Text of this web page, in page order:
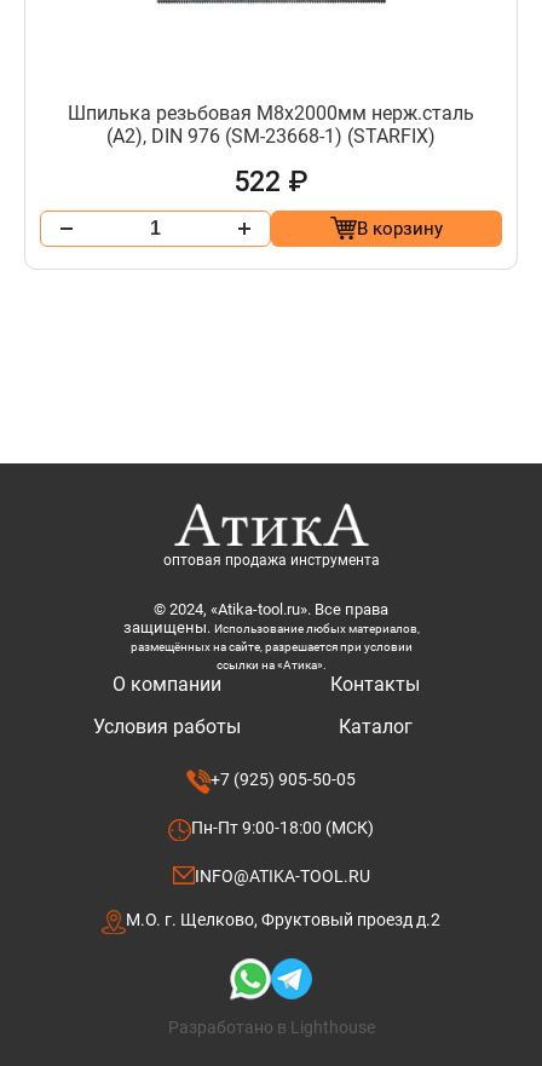
Шпилька резьбовая М8х2000мм нерж.сталь
(А2), DIN 976 (SM-23668-1) (STARFIX)
522 ₽
В корзину
оптовая продажа инструмента
© 2024, «Atika-tool.ru». Все права
защищены. Использование любых материалов,
размещённых на сайте, разрешается при условии
ссылки на «Атика».
О компании
Условия работы
Контакты
Каталог
+7 (925) 905-50-05
Пн-Пт 9:00-18:00 (МСК)
INFO@ATIKA-TOOL.RU
М.О. г. Щелково, Фруктовый проезд д.2
Разработано в Lighthouse